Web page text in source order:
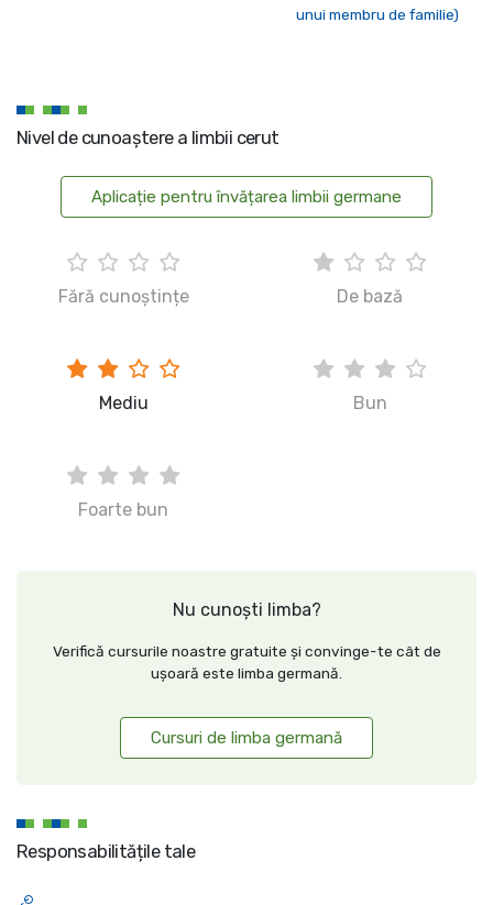
unui membru de familie)
Nivel de cunoaștere a limbii cerut
Aplicație pentru învățarea limbii germane
Fără cunoștințe De bază
Mediu Bun
Foarte bun
Nu cunoști limba?
Verifică cursurile noastre gratuite și convinge-te cât de
ușoară este limba germană.
Cursuri de limba germană
Responsabilitățile tale